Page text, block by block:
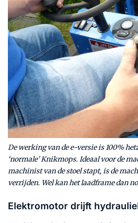
De werking van de e-versie is 100%
‘normale’ Knikmops. Ideaal voor de
machinist van de stoel stapt, is de
verrijden. Wel kan het laadframe dan
Elektromotor drijft